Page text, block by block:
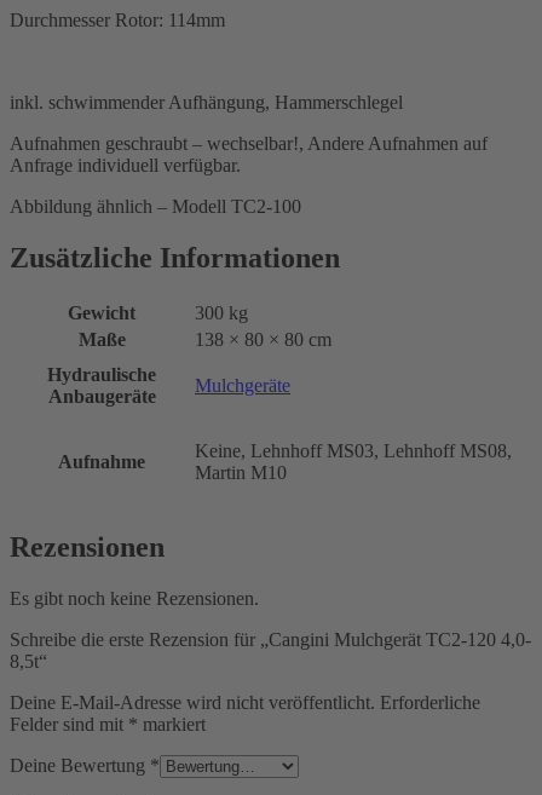
Durchmesser Rotor: 114mm
inkl. schwimmender Aufhängung, Hammerschlegel
Aufnahmen geschraubt – wechselbar!, Andere Aufnahmen auf
Anfrage individuell verfügbar.
Abbildung ähnlich – Modell TC2-100
Zusätzliche Informationen
Gewicht
300 kg
Maße
138 × 80 × 80 cm
Hydraulische
Anbaugeräte
Mulchgeräte
Aufnahme
Keine, Lehnhoff MS03, Lehnhoff MS08,
Martin M10
Rezensionen
Es gibt noch keine Rezensionen.
Schreibe die erste Rezension für „Cangini Mulchgerät TC2-120 4,0-
8,5t“
Deine E-Mail-Adresse wird nicht veröffentlicht. Erforderliche
Felder sind mit * markiert
Deine Bewertung *